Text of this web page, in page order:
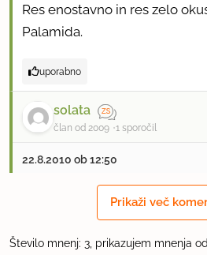
Res enostavno in res zelo
Palamida.
uporabno
solata
član od 2009 1 sporočil
22.8.2010 ob 12:50
Danes sem jo pripravljala
Enostavno in zelo okusno,
specijalitet zatrjujejo ;
Prikaži več
Število mnenj: 3, prikazujem mnenja